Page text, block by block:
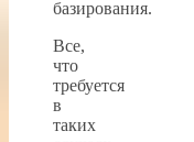
базирования.
Все,
что
требуется
в
таких